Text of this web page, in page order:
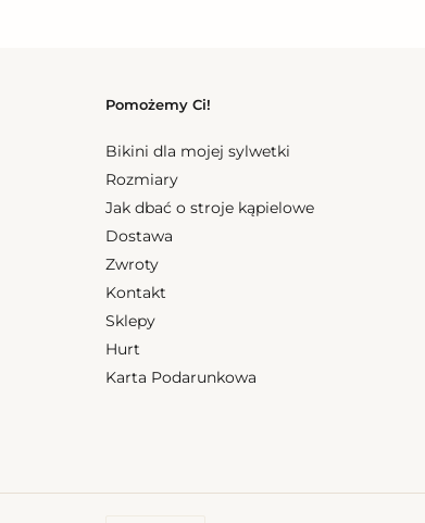
Pomożemy Ci!
Bikini dla mojej sylwetki
Rozmiary
Jak dbać o stroje kąpielowe
Dostawa
Zwroty
Kontakt
Sklepy
Hurt
Karta Podarunkowa